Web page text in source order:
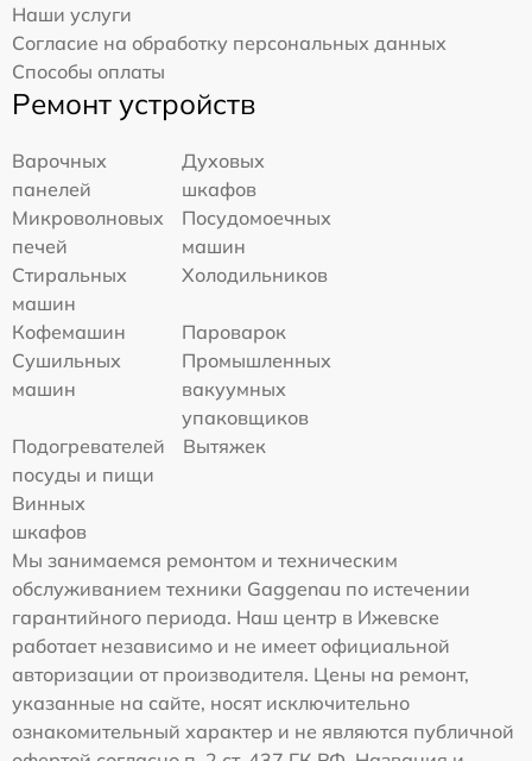
Наши услуги
Согласие на обработку персональных данных
Способы оплаты
Ремонт устройств
Варочных
панелей
Духовых
шкафов
Микроволновых
печей
Посудомоечных
машин
Стиральных
машин
Холодильников
Кофемашин
Пароварок
Сушильных
машин
Промышленных
вакуумных
упаковщиков
Подогревателей
посуды и пищи
Вытяжек
Винных
шкафов
Мы занимаемся ремонтом и техническим
обслуживанием техники Gaggenau по истечении
гарантийного периода. Наш центр в Ижевске
работает независимо и не имеет официальной
авторизации от производителя. Цены на ремонт,
указанные на сайте, носят исключительно
ознакомительный характер и не являются публичной